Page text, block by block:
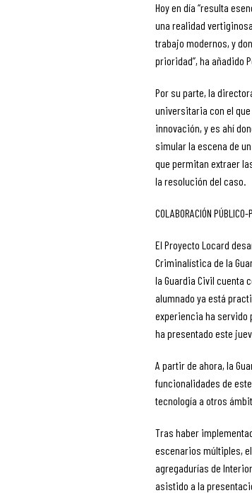
Hoy en día “resulta
una realidad
trabajo modernos, y
prioridad”, ha añadido
Por su parte, la
universitaria con el
innovación, y es ahí
simular la escena de
que permitan extraer
la resolución del caso.
COLABORACIÓN PÚBLICO-
El Proyecto Locard
Criminalística de la
la Guardia Civil cuenta
alumnado ya está
experiencia ha servido
ha presentado este
A partir de ahora, la
funcionalidades de
tecnología a otros
Tras haber
escenarios múltiples,
agregadurías de
asistido a la